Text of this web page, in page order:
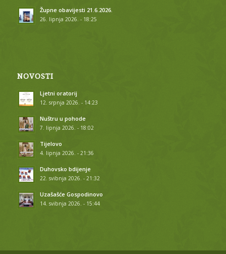
Župne obavijesti 21.6.2026.
26. lipnja 2026. - 18:25
NOVOSTI
Ljetni oratorij
12. srpnja 2026. - 14:23
Nuštru u pohode
7. lipnja 2026. - 18:02
Tijelovo
4. lipnja 2026. - 21:36
Duhovsko bdijenje
22. svibnja 2026. - 21:32
Uzašašće Gospodinovo
14. svibnja 2026. - 15:44